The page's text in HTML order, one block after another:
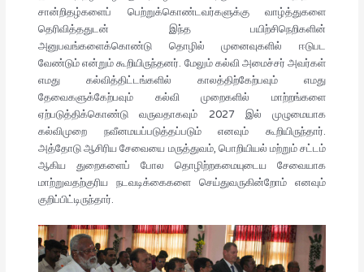
சான்றிதழ்களைப் பெற்றுக்கொண்டவர்களுக்கு வாழ்த்துகளை
தெரிவித்ததுடன் இந்த பயிற்சிநெறிகளின்
அனுபவங்களைக்கொண்டு தொழில் முனைவுகளில் ஈடுபட
வேண்டும் என்றும் கூறியிருந்தனர். மேலும் கல்வி அமைச்சர் அவர்கள்
எமது கல்வித்திட்டங்களில் காலத்திற்கேற்பவும் எமது
தேவைகளுக்கேற்பவும் கல்வி முறைகளில் மாற்றங்களை
ஏற்படுத்திக்கொண்டு வருவதாகவும் 2027 இல் முழுமையாக
கல்விமுறை நவீனமயப்படுத்தப்படும் எனவும் கூறியிருந்தார்.
அத்தோடு ஆசிரிய சேவையை மருத்துவம், பொறியியல் மற்றும் சட்டம்
ஆகிய துறைகளைப் போல தொழிற்றகமையுடைய சேவையாக
மாற்றுவதற்குரிய நடவடிக்கைகளை செய்துவருகின்றோம் எனவும்
குறிப்பிட்டிருந்தார்.